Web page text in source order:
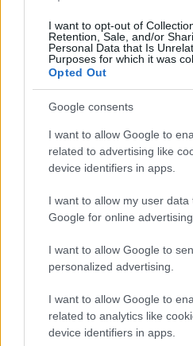
I want to opt-out of
Retention, Sale, and/or
Personal Data that Is
Purposes for which it was
Opted Out
Google consents
I want to allow Google to
related to advertising like
device identifiers in apps.
I want to allow my user data
Google for online
I want to allow Google to
personalized advertising.
I want to allow Google to
related to analytics like
device identifiers in apps.
A tartós nyári hőség jelentős
ennek ellenére folyamatosan
Paks II.: Mit
árnyékában?
Elkészült a
közelében
Egyetlen, fél
múlt Bicske
Épített
Mohács a